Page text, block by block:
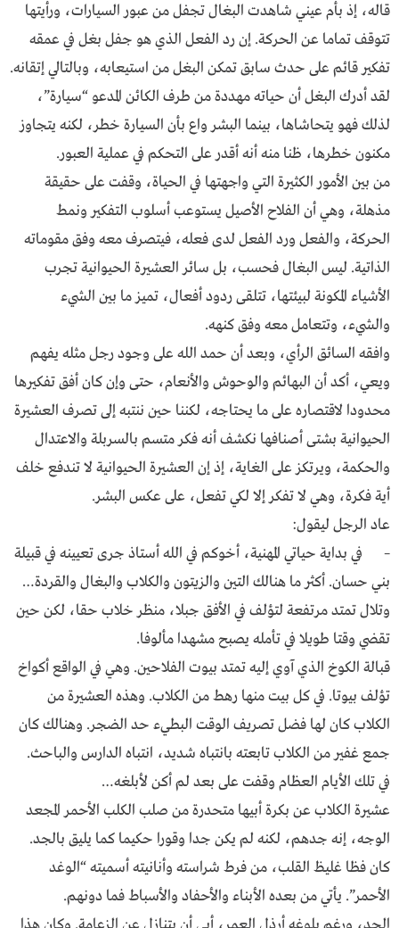
قاله، إذ بأم عيني شاهدت البغال تجفل من عبور السيارات، ورأيتها
تتوقف تماما عن الحركة. إن رد الفعل الذي هو جفل بغل في عمقه
تفكير قائم على حدث سابق تمكن البغل من استيعابه، وبالتالي إتقانه.
لقد أدرك البغل أن حياته مهددة من طرف الكائن المدعو “سيارة”،
لذلك فهو يتحاشاها، بينما البشر واع بأن السيارة خطر، لكنه يتجاوز
مكنون خطرها، ظنا منه أنه أقدر على التحكم في عملية العبور.
من بين الأمور الكثيرة التي واجهتها في الحياة، وقفت على حقيقة
مذهلة، وهي أن الفلاح الأصيل يستوعب أسلوب التفكير ونمط
الحركة، والفعل ورد الفعل لدى فعله، فيتصرف معه وفق مقوماته
الذاتية. ليس البغال فحسب، بل سائر العشيرة الحيوانية تجرب
الأشياء المكونة لبيئتها، تتلقى ردود أفعال، تميز ما بين الشيء
والشيء، وتتعامل معه وفق كنهه.
وافقه السائق الرأي، وبعد أن حمد الله على وجود رجل مثله يفهم
ويعي، أكد أن البهائم والوحوش والأنعام، حتى وإن كان أفق تفكيرها
محدودا لاقتصاره على ما يحتاجه، لكننا حين ننتبه إلى تصرف العشيرة
الحيوانية بشتى أصنافها نكشف أنه فكر متسم بالسربلة والاعتدال
والحكمة، ويرتكز على الغاية، إذ إن العشيرة الحيوانية لا تندفع خلف
أية فكرة، وهي لا تفكر إلا لكي تفعل، على عكس البشر.
عاد الرجل ليقول:
– في بداية حياتي المهنية، أخوكم في الله أستاذ جرى تعيينه في قبيلة
بني حسان. أكثر ما هنالك التين والزيتون والكلاب والبغال والقردة…
وتلال تمتد مرتفعة لتؤلف في الأفق جبلا، منظر خلاب حقا، لكن حين
تقضي وقتا طويلا في تأمله يصبح مشهدا مألوفا.
قبالة الكوخ الذي آوي إليه تمتد بيوت الفلاحين. وهي في الواقع أكواخ
تؤلف بيوتا. في كل بيت منها رهط من الكلاب. وهذه العشيرة من
الكلاب كان لها فضل تصريف الوقت البطيء حد الضجر. وهنالك كان
جمع غفير من الكلاب تابعته بانتباه شديد، انتباه الدارس والباحث.
في تلك الأيام العظام وقفت على بعد لم أكن لأبلغه…
عشيرة الكلاب عن بكرة أبيها متحدرة من صلب الكلب الأحمر المجعد
الوجه، إنه جدهم، لكنه لم يكن جدا وقورا حكيما كما يليق بالجد.
كان فظا غليظ القلب، من فرط شراسته وأنانيته أسميته “الوغد
الأحمر”. يأتي من بعده الأبناء والأحفاد والأسباط فما دونهم.